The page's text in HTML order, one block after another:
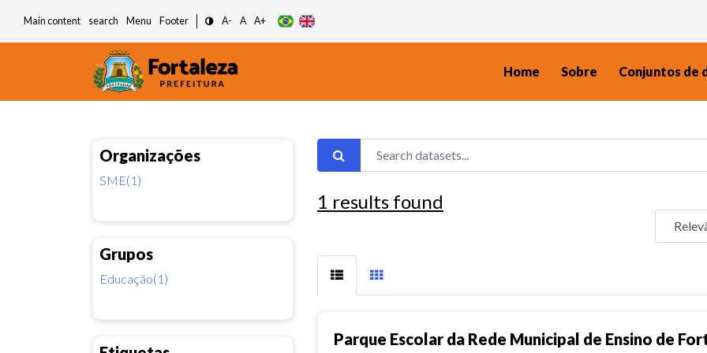
Main content search Menu Footer A- A A+
Home Sobre Conjuntos de
Organizações
SME(1)
Grupos
Educação(1)
1 results found
Parque Escolar da Rede Municipal de Ensino de